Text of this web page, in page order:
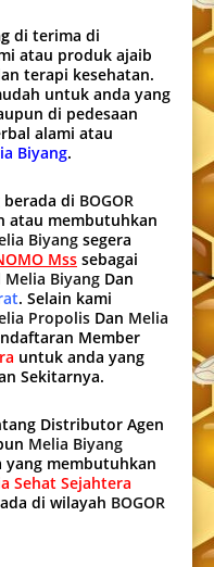
di terima di
atau produk ajaib
terapi kesehatan.
untuk anda yang
di pedesaan
alami atau
Biyang.
di BOGOR
atau membutuhkan
Biyang segera
Mss sebagai
Melia Biyang Dan
. Selain kami
Propolis Dan Melia
Member
untuk anda yang
Sekitarnya.
Distributor Agen
Melia Biyang
membutuhkan
Sehat Sejahtera
di wilayah BOGOR